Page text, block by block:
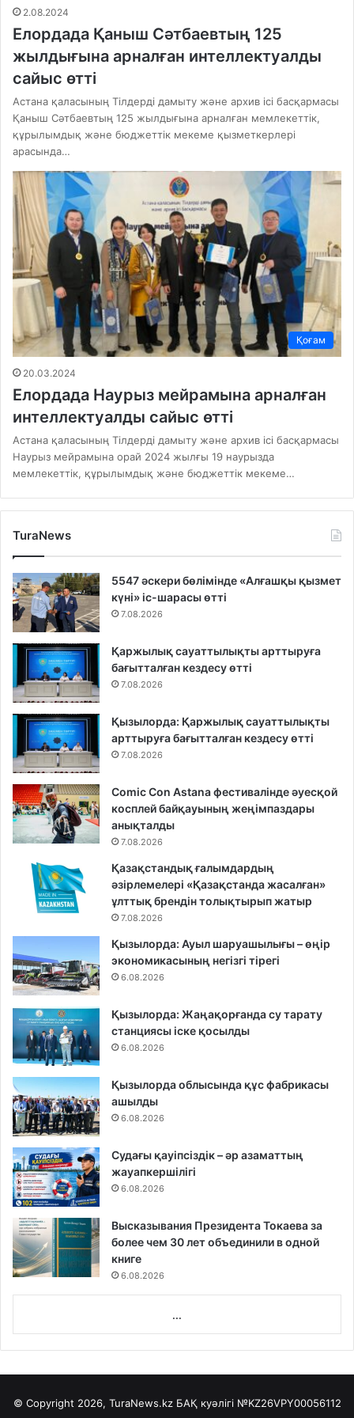
2.08.2024
Елордада Қаныш Сәтбаевтың 125
жылдығына арналған интеллектуалды
сайыс өтті
Астана қаласының Тілдерді дамыту және архив ісі басқармасы
Қаныш Сәтбаевтың 125 жылдығына арналған мемлекеттік,
құрылымдық және бюджеттік мекеме қызметкерлері
арасында…
Қоғам
20.03.2024
Елордада Наурыз мейрамына арналған
интеллектуалды сайыс өтті
Астана қаласының Тілдерді дамыту және архив ісі басқармасы
Наурыз мейрамына орай 2024 жылғы 19 наурызда
мемлекеттік, құрылымдық және бюджеттік мекеме…
TuraNews
5547 әскери бөлімінде «Алғашқы қызмет
күні» іс-шарасы өтті
7.08.2026
Қаржылық сауаттылықты арттыруға
бағытталған кездесу өтті
7.08.2026
Қызылорда: Қаржылық сауаттылықты
арттыруға бағытталған кездесу өтті
7.08.2026
Comic Con Astana фестивалінде әуесқой
косплей байқауының жеңімпаздары
анықталды
7.08.2026
Қазақстандық ғалымдардың
әзірлемелері «Қазақстанда жасалған»
ұлттық брендін толықтырып жатыр
7.08.2026
Қызылорда: Ауыл шаруашылығы – өңір
экономикасының негізгі тірегі
6.08.2026
Қызылорда: Жаңақорғанда су тарату
станциясы іске қосылды
6.08.2026
Қызылорда облысында құс фабрикасы
ашылды
6.08.2026
Судағы қауіпсіздік – әр азаматтың
жауапкершілігі
6.08.2026
Высказывания Президента Токаева за
более чем 30 лет объединили в одной
книге
6.08.2026
...
© Copyright 2026, TuraNews.kz БАҚ куәлігі №KZ26VPY00056112